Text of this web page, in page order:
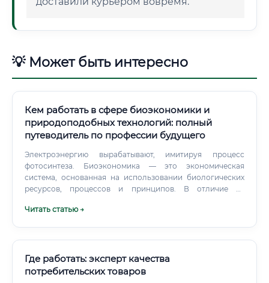
💡 Может быть интересно
Кем работать в сфере биоэкономики и
природоподобных технологий: полный
путеводитель по профессии будущего
Электроэнергию вырабатывают, имитируя процесс
фотосинтеза. Биоэкономика — это экономическая
система, основанная на использовании биологических
ресурсов, процессов и принципов. В отличие от
ископаемом топливе и синтетических материалах,
Читать статью →
Где работать: эксперт качества
потребительских товаров